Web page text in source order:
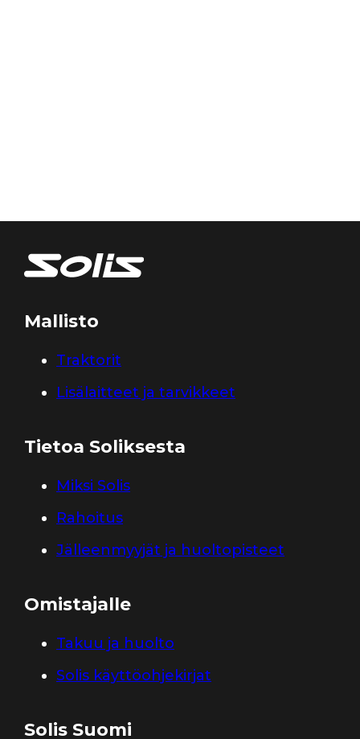
Mallisto
Traktorit
Lisälaitteet ja tarvikkeet
Tietoa Soliksesta
Miksi Solis
Rahoitus
Jälleenmyyjät ja huoltopisteet
Omistajalle
Takuu ja huolto
Solis käyttöohjekirjat
Solis Suomi